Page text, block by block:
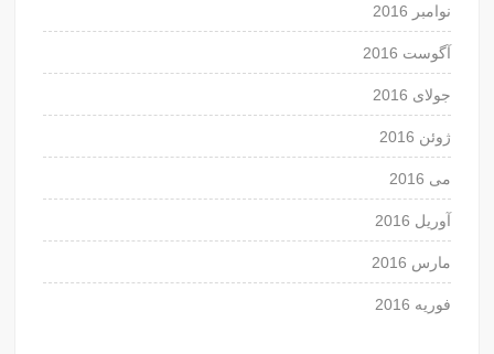
نوامبر 2016
آگوست 2016
جولای 2016
ژوئن 2016
می 2016
آوریل 2016
مارس 2016
فوریه 2016